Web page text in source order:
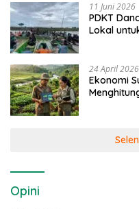
11 Juni 2026
PDKT
Lokal
24 April 2026
Ekonomi
Opini